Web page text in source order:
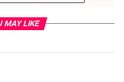
MAY LIKE